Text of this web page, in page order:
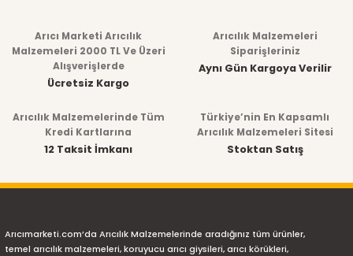
Arıcı Marketi Arıcılık
Malzemeleri 2000 TL Ve Üzeri
Alışverişlerde
Ücretsiz Kargo
Arıcılık Malzemeleri
Siparişleriniz
Aynı Gün Kargoya Verilir
Arıcılık Malzemelerinde Tüm
Kredi Kartlarına
12 Taksit İmkanı
Türkiye’nin En Kapsamlı
Arıcılık Malzemeleri Sitesi
Stoktan Satış
Arıcımarketi.com’da Arıcılık Malzemelerinde aradığınız tüm ürünler,
temel arıcılık malzemeleri, koruyucu arıcı giysileri, arıcı körükleri,